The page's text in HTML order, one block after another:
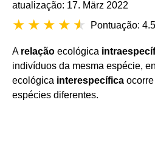
atualização: 17. März 2022
Pontuação:
A relação ecológica
indivíduos da mesma espécie,
ecológica interespecífica ocorre
espécies diferentes.